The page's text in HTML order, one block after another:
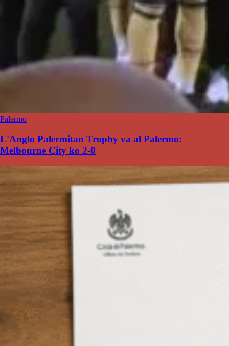
Palermo
L'Anglo Palermitan Trophy va al Palermo:
Melbourne City ko 2-0